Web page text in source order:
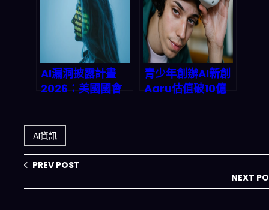
AI漏洞披露計畫
2026：美國國會
沒？
青少年創辦AI新創
Aaru估值破10億
AI資訊
PREV POST
NEXT